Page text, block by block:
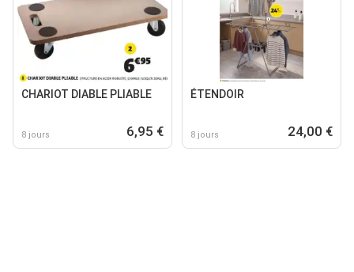
CHARIOT DIABLE PLIABLE
8 jours 6,95 €
ÉTENDOIR
8 jours 24,00 €